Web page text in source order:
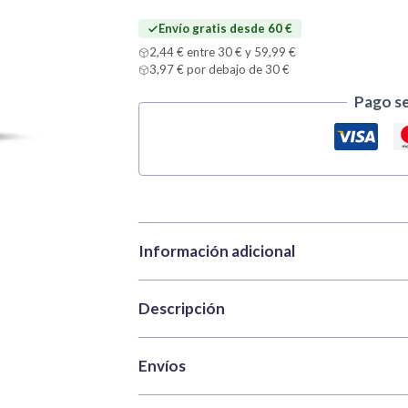
Envío gratis desde 60 €
2,44 € entre 30 € y 59,99 €
3,97 € por debajo de 30 €
Pago
Información adicional
Marca
Categorías
Pinturas,Model
SKU
Peso
0,035 kg
Descripción
Vallejo Model Color 70981 Marrón
Envíos